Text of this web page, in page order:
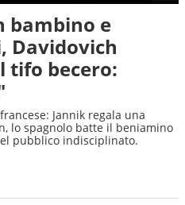
bambino e
Davidovich
tifo becero:
Jannik regala una
lo spagnolo batte il beniamino
pubblico indisciplinato.